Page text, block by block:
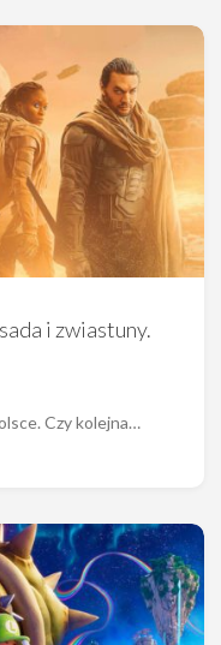
i zwiastuny.
Czy kolejna…